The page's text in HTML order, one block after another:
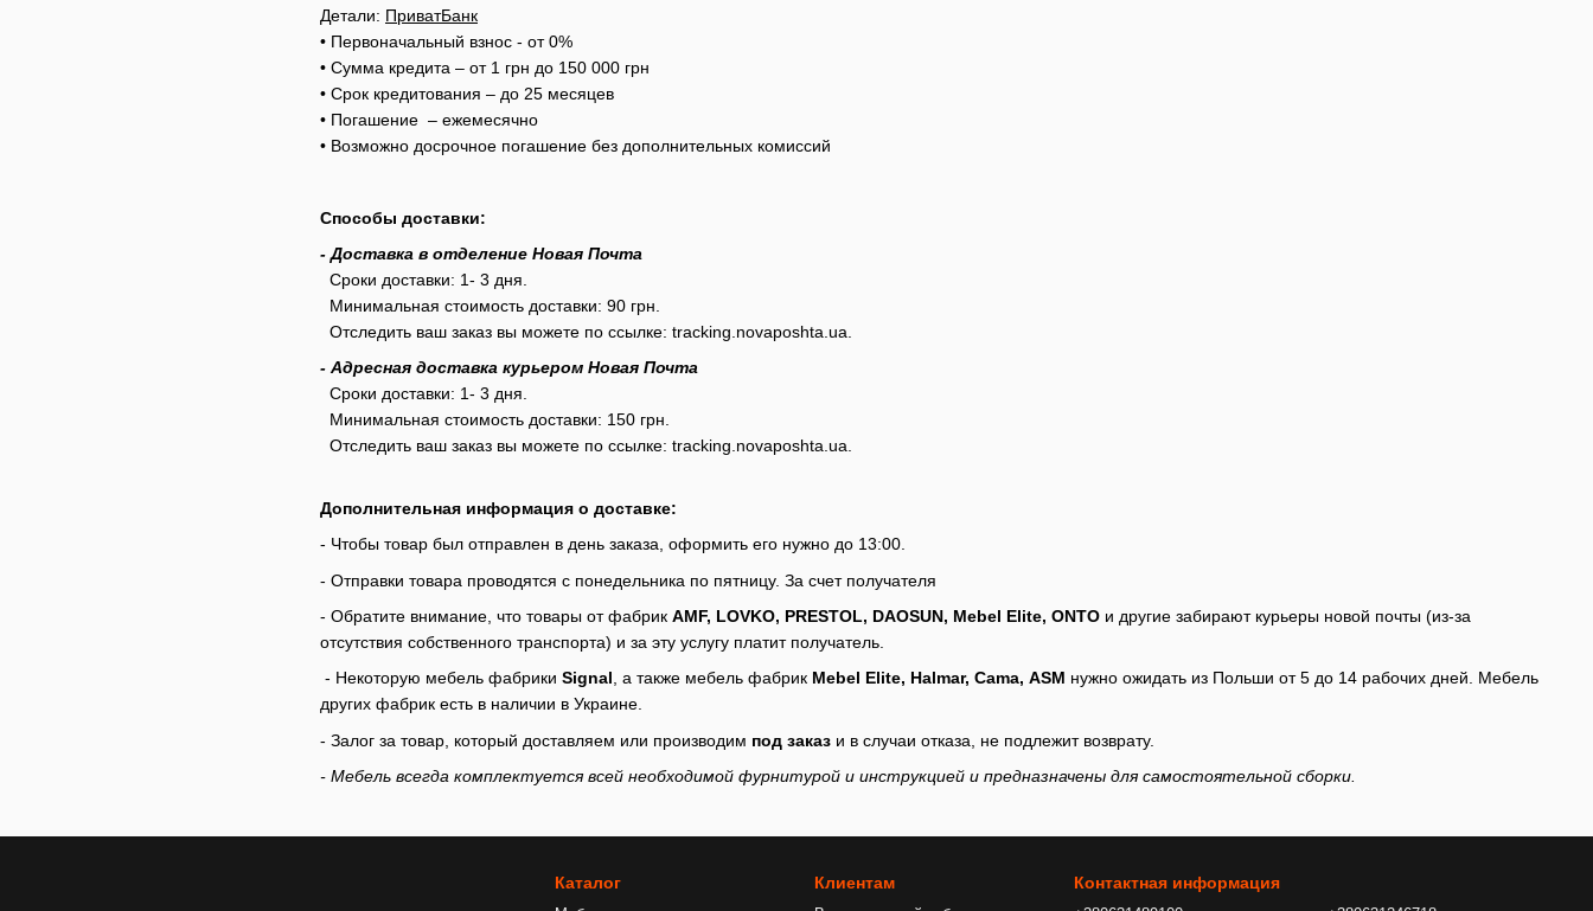
Детали: ПриватБанк
•‎ Первоначальный взнос - от 0%
•‎ Сумма кредита – от 1 грн до 150 000 грн
•‎ Срок кредитования – до 25 месяцев
•‎ Погашение – ежемесячно
•‎ Возможно досрочное погашение без дополнительных комиссий
Способы доставки:
- Доставка в отделение Новая Почта
Сроки доставки: 1- 3 дня.
Минимальная стоимость доставки: 90 грн.
Отследить ваш заказ вы можете по ссылке: tracking.novaposhta.ua.
- Адресная доставка курьером Новая Почта
Сроки доставки: 1- 3 дня.
Минимальная стоимость доставки: 150 грн.
Отследить ваш заказ вы можете по ссылке: tracking.novaposhta.ua.
Дополнительная информация о доставке:
- Чтобы товар был отправлен в день заказа, оформить его нужно до 13:00.
- Отправки товара проводятся с понедельника по пятницу. За счет получателя
- Обратите внимание, что товары от фабрик AMF, LOVKO, PRESTOL, DAOSUN, Mebel Elite, ONTO и другие забирают курьеры новой почты (из-за
отсутствия собственного транспорта) и за эту услугу платит получатель.
- Некоторую мебель фабрики Signal, а также мебель фабрик Mebel Elite, Halmar, Cama, ASM нужно ожидать из Польши от 5 до 14 рабочих дней. Мебель
других фабрик есть в наличии в Украине.
- Залог за товар, который доставляем или производим под заказ и в случаи отказа, не подлежит возврату.
- Мебель всегда комплектуется всей необходимой фурнитурой и инструкцией и предназначены для самостоятельной сборки.
Каталог Клиентам Контактная информация